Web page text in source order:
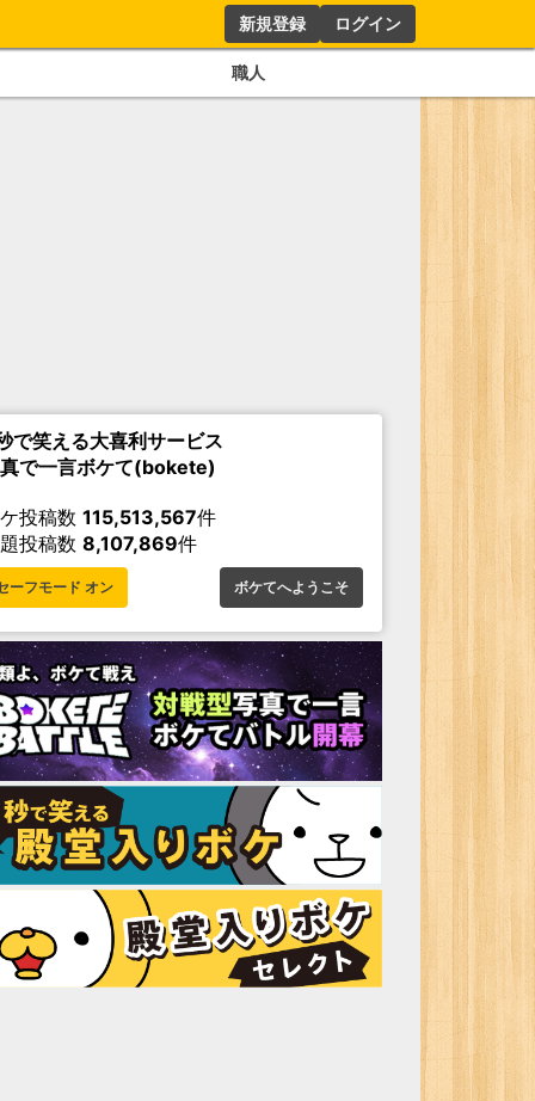
新規登録 ログイン
職人
で笑える大喜利サービス
で一言ボケて(bokete)
投稿数 115,513,567件
投稿数 8,107,869件
ーフモード オン ボケてへようこそ